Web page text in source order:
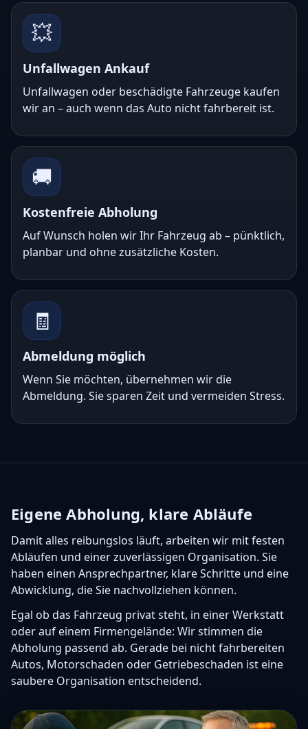
💥
Unfallwagen Ankauf
Unfallwagen oder beschädigte Fahrzeuge kaufen
wir an – auch wenn das Auto nicht fahrbereit ist.
🚚
Kostenfreie Abholung
Auf Wunsch holen wir Ihr Fahrzeug ab – pünktlich,
planbar und ohne zusätzliche Kosten.
🧾
Abmeldung möglich
Wenn Sie möchten, übernehmen wir die
Abmeldung. Sie sparen Zeit und vermeiden Stress.
Eigene Abholung, klare Abläufe
Damit alles reibungslos läuft, arbeiten wir mit festen
Abläufen und einer zuverlässigen Organisation. Sie
haben einen Ansprechpartner, klare Schritte und eine
Abwicklung, die Sie nachvollziehen können.
Egal ob das Fahrzeug privat steht, in einer Werkstatt
oder auf einem Firmengelände: Wir stimmen die
Abholung passend ab. Gerade bei nicht fahrbereiten
Autos, Motorschaden oder Getriebeschaden ist eine
saubere Organisation entscheidend.